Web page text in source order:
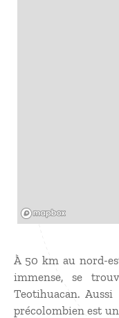
À 50 km au nord-
immense, se
Teotihuacan. Aussi
précolombien est